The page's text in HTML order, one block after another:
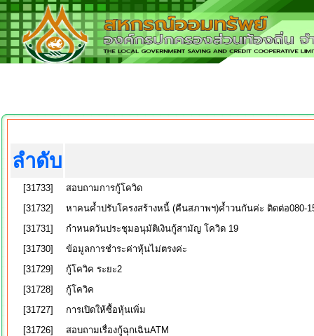
ลำดับ
[31733]
สอบถามการกู้โควิด
[31732]
หาคนค้ำปรับโครงสร้างหนี้ (คืนสภาพฯ)ค้ำวนกันค่ะ ติดต่อ080-
[31731]
กำหนดวันประชุมอนุมัติเงินกู้สามัญ โควิด 19
[31730]
ข้อมูลการชำระค่าหุ้นไม่ตรงค่ะ
[31729]
กู้โควิค ระยะ2
[31728]
กู้โควิค
[31727]
การเปิดให้ซื้อหุ้นเพิ่ม
[31726]
สอบถามเรื่องกู้ฉุกเฉินATM